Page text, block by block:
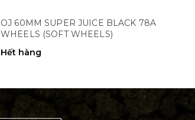
OJ 60MM SUPER JUICE BLACK 78A
WHEELS (SOFT WHEELS)
Hết hàng